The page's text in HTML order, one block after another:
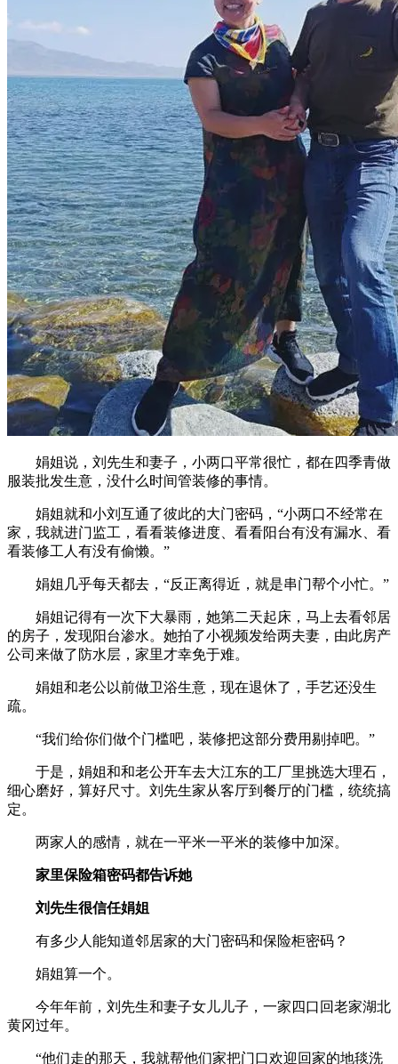
娟姐说，刘先生和妻子，小两口平常很忙，都在四季青做
服装批发生意，没什么时间管装修的事情。
娟姐就和小刘互通了彼此的大门密码，“小两口不经常在
家，我就进门监工，看看装修进度、看看阳台有没有漏水、看
看装修工人有没有偷懒。”
娟姐几乎每天都去，“反正离得近，就是串门帮个小忙。”
娟姐记得有一次下大暴雨，她第二天起床，马上去看邻居
的房子，发现阳台渗水。她拍了小视频发给两夫妻，由此房产
公司来做了防水层，家里才幸免于难。
娟姐和老公以前做卫浴生意，现在退休了，手艺还没生
疏。
“我们给你们做个门槛吧，装修把这部分费用剔掉吧。”
于是，娟姐和和老公开车去大江东的工厂里挑选大理石，
细心磨好，算好尺寸。刘先生家从客厅到餐厅的门槛，统统搞
定。
两家人的感情，就在一平米一平米的装修中加深。
家里保险箱密码都告诉她
刘先生很信任娟姐
有多少人能知道邻居家的大门密码和保险柜密码？
娟姐算一个。
今年年前，刘先生和妻子女儿儿子，一家四口回老家湖北
黄冈过年。
“他们走的那天，我就帮他们家把门口欢迎回家的地毯洗